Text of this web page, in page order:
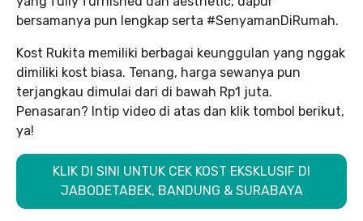
bersamanya pun lengkap serta #SenyamanDiRumah.
Kost Rukita memiliki berbagai keunggulan yang nggak
dimiliki kost biasa. Tenang, harga sewanya pun
terjangkau dimulai dari di bawah Rp1 juta.
Penasaran? Intip video di atas dan klik tombol berikut,
ya!
KLIK DI SINI UNTUK CEK KOST EKSKLUSIF DI
JABODETABEK, BANDUNG & SURABAYA